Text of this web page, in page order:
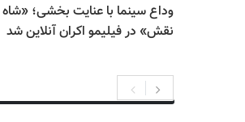
وداع سینما با عنایت بخشی؛ «شاه
نقش» در فیلیمو اکران آنلاین شد